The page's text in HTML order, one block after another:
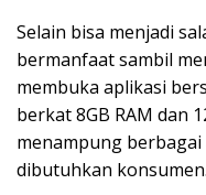
Selain bisa menjadi
bermanfaat sambil
membuka aplikasi
berkat 8GB RAM dan
menampung
dibutuhkan konsumen.